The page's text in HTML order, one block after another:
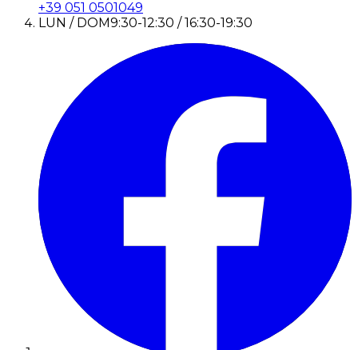
+39 051 0501049
LUN / DOM9:30-12:30 / 16:30-19:30